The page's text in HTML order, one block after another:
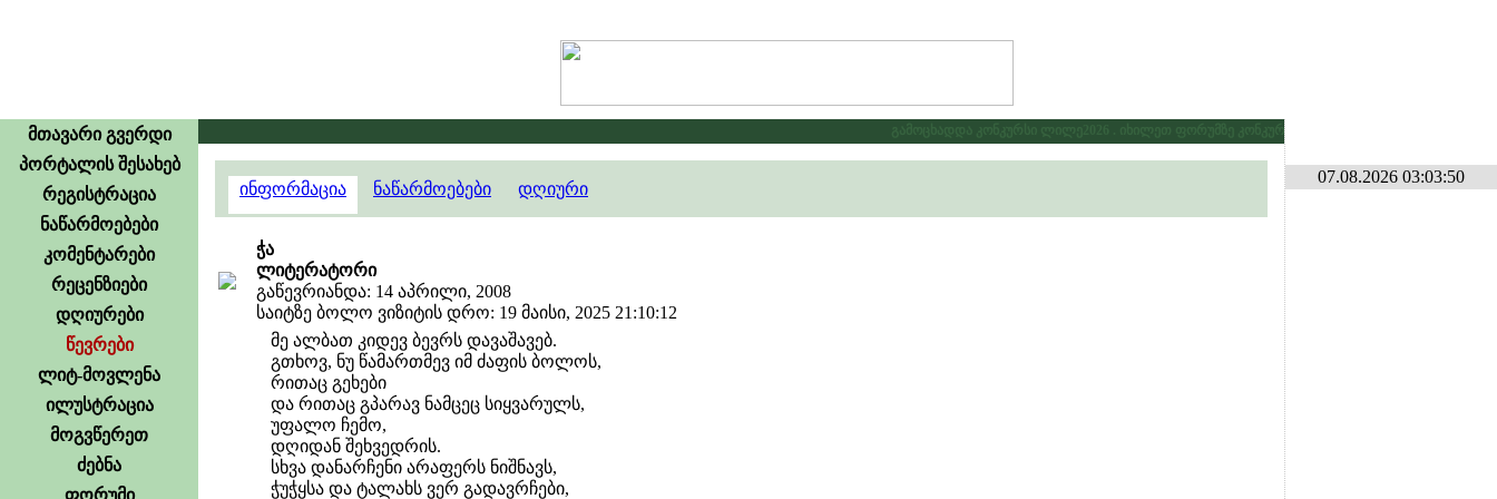
მთავარი გვერდი
პორტალის შესახებ
რეგისტრაცია
ნაწარმოებები
კომენტარები
რეცენზიები
დღიურები
წევრები
ლიტ-მოვლენა
ილუსტრაცია
მოგვწერეთ
ძებნა
ფორუმი
გამოცხადდა კონკურსი ლილე2026 . იხილეთ ფორუმზე კონკურსების განყოფილებაში
ინფორმაცია ნაწარმოებები დღიური
ჭა
ლიტერატორი
გაწევრიანდა: 14 აპრილი, 2008
საიტზე ბოლო ვიზიტის დრო: 19 მაისი, 2025 21:10:12
მე ალბათ კიდევ ბევრს დავაშავებ.
გთხოვ, ნუ წამართმევ იმ ძაფის ბოლოს,
რითაც გეხები
და რითაც გპარავ ნამცეც სიყვარულს,
უფალო ჩემო,
დღიდან შეხვედრის.
სხვა დანარჩენი არაფერს ნიშნავს,
ჭუჭყსა და ტალახს ვერ გადავრჩები,
07.08.2026 03:03:50